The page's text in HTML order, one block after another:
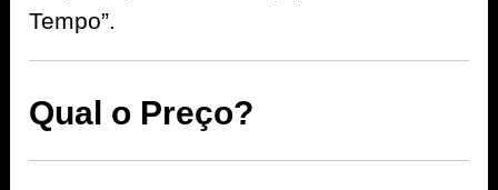
Tempo”.
Qual o Preço?